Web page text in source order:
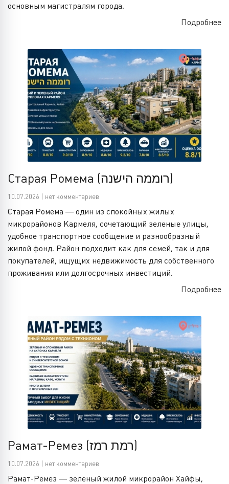
основным магистралям города.
Подробнее
Старая Ромема (רוממה הישנה)
10.07.2026 | нет комментариев
Старая Ромема — один из спокойных жилых
микрорайонов Кармеля, сочетающий зеленые улицы,
удобное транспортное сообщение и разнообразный
жилой фонд. Район подходит как для семей, так и для
покупателей, ищущих недвижимость для собственного
проживания или долгосрочных инвестиций.
Подробнее
Рамат-Ремез (רמת רמז)
10.07.2026 | нет комментариев
Рамат-Ремез — зеленый жилой микрорайон Хайфы,